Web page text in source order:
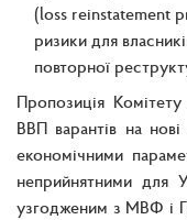
(loss reinstatement
ризики для
повторної
Пропозиція
ВВП варантів на
економічними
неприйнятними для
узгодженим з МВФ і